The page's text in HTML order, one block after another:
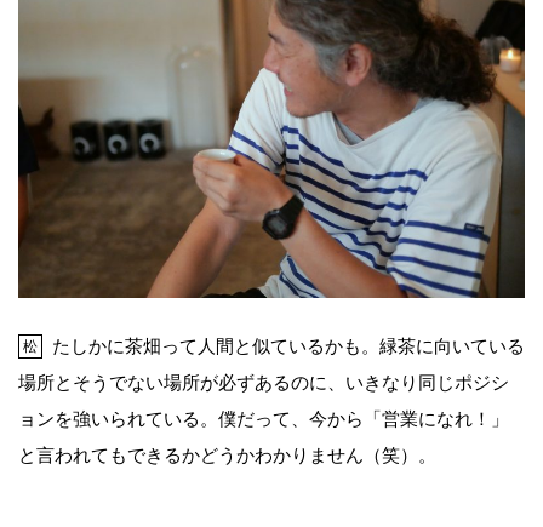
松
たしかに茶畑って人間と似ているかも。緑茶に向いている
場所とそうでない場所が必ずあるのに、いきなり同じポジシ
ョンを強いられている。僕だって、今から「営業になれ！」
と言われてもできるかどうかわかりません（笑）。